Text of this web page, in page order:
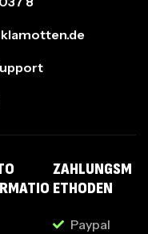
ZAHLUNGSM
ETHODEN
Paypal